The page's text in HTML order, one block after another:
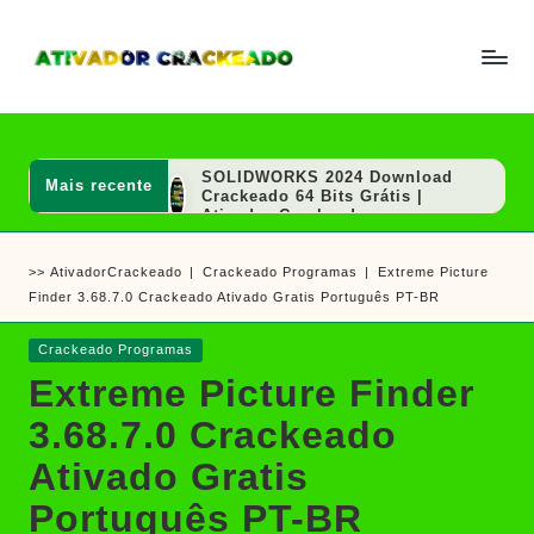
content
ti
a
d
r
e
r
a
k
e
a
d
o
completo
sobre
e
software
jogos
Mais recente
SOLIDWORKS 2024 Download
Crackeado 64 Bits Grátis |
Ativador Crackeado
AutoCAD 2020 Download
Grátis | Ativador Crackeado
MAGIX VEGAS Pro Crackeado
Download Português PT-BR
SOLIDWORKS 2020 Download
Crackeado 64 Bits Grátis |
Ativador Crackeado
Sony Vegas Pro Crackeado
Download Português PT-BR
PGWare SuperRam Download
Grátis + Licença/Serial |
Ativador Crackeado
Notepad++ Download Grátis 64
Bits Português
>> AtivadorCrackeado | Crackeado Programas |
Extreme Picture
Finder 3.68.7.0 Crackeado Ativado Gratis Português PT-BR
Posted
Crackeado Programas
Extreme Picture Finder
3.68.7.0 Crackeado
Ativado Gratis
Português PT-BR